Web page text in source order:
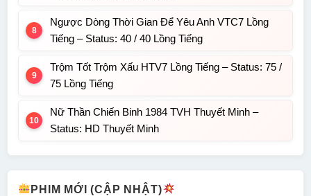
Ngược Dòng Thời Gian Để Yêu Anh VTC7 Lồng
Tiếng – Status: 40 / 40 Lồng Tiếng
Trộm Tốt Trộm Xấu HTV7 Lồng Tiếng – Status: 75 /
75 Lồng Tiếng
Nữ Thần Chiến Binh 1984 TVH Thuyết Minh –
Status: HD Thuyết Minh
PHIM MỚI (CẬP NHẬT)